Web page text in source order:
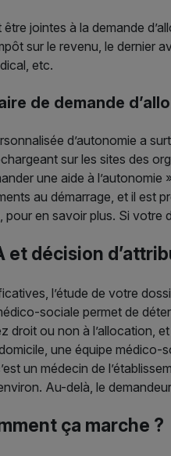
jointes à la demande
sur le revenu, le dernier
etc.
de demande
d’autonomie a
sur les sites des
une aide à
au démarrage, et il est
, pour en savoir plus. Si votre
et décision
l’étude de votre
sociale permet de
droit ou non à l’allocation,
une équipe médico-
un médecin de
Au-delà, le
ça marche ?